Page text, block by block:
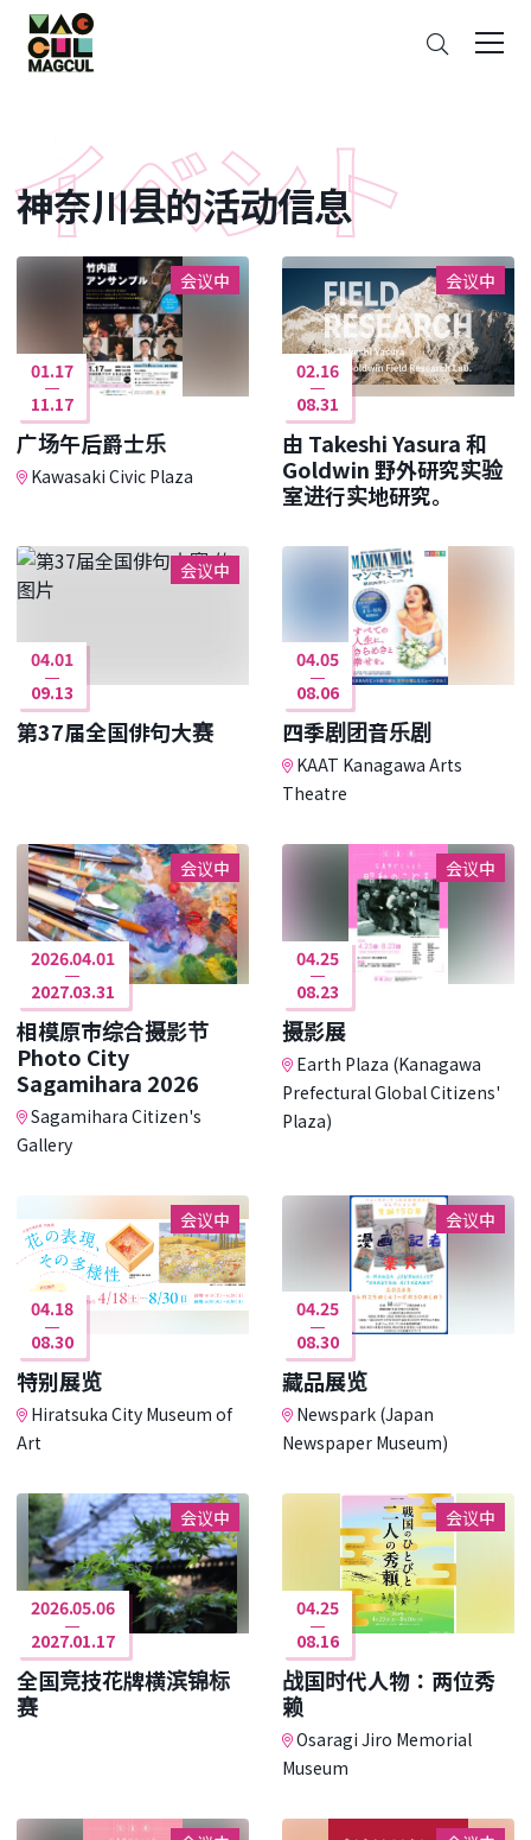
ン
テ
ン
ス
キ
ッ
プ
神奈川县的活动信息
会议中
01.17
11.17
广场午后爵士乐
Kawasaki Civic Plaza
会议中
02.16
08.31
由 Takeshi Yasura 和
Goldwin 野外研究实验
室进行实地研究。
会议中
04.01
09.13
第37届全国俳句大赛
04.05
08.06
四季剧团音乐剧
KAAT Kanagawa Arts
Theatre
会议中
2026.04.01
2027.03.31
相模原市综合摄影节
Photo City
Sagamihara 2026
Sagamihara Citizen's
Gallery
会议中
04.25
08.23
摄影展
Earth Plaza (Kanagawa
Prefectural Global Citizens'
Plaza)
会议中
04.18
08.30
特别展览
Hiratsuka City Museum of
Art
会议中
04.25
08.30
藏品展览
Newspark (Japan
Newspaper Museum)
会议中
2026.05.06
2027.01.17
全国竞技花牌横滨锦标
赛
会议中
04.25
08.16
战国时代人物：两位秀
赖
Osaragi Jiro Memorial
Museum